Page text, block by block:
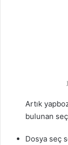
Artık
bulunan
Dosya seç